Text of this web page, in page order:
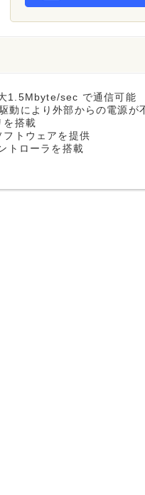
1.5Mbyte/sec で通信可能
動により外部からの電源が
搭載
トウェアを提供
トローラを搭載